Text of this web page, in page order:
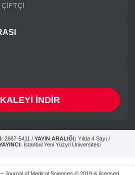
İNDİR
2687-5411 / YAYIN ARALIĞI: Yılda 4 Sayı /
İstanbul Yeni Yüzyıl Üniversitesi
Journal of Medical Sciences © 2019 is licensed